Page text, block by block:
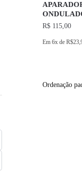
As
ser
página
R$115,00
Em 6xde
tem